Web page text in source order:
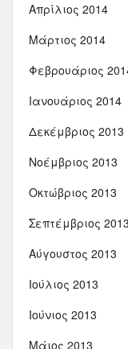
Απρίλιος 2014
Μάρτιος 2014
Φεβρουάριος
Ιανουάριος 2014
Δεκέμβριος 2013
Νοέμβριος 2013
Οκτώβριος 2013
Σεπτέμβριος 2013
Αύγουστος 2013
Ιούλιος 2013
Ιούνιος 2013
Μάιος 2013